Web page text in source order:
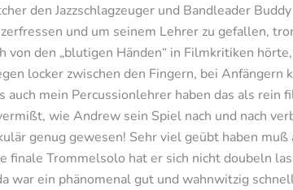
den Jazzschlagzeuger und Bandleader
und um seinem Lehrer zu gefallen,
von den „blutigen Händen“ in Filmkritiken
locker zwischen den Fingern, bei
auch mein Percussionlehrer haben das als
wie Andrew sein Spiel nach und nach
genug gewesen! Sehr viel geübt haben
finale Trommelsolo hat er sich nicht doubeln
war ein phänomenal gut und wahnwitzig